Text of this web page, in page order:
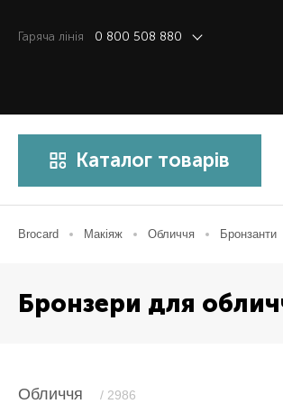
Гаряча лiнiя 0 800 508 880
Каталог товарів
Brocard Макіяж Обличчя Бронзанти
Бронзери для
Обличчя / 2986